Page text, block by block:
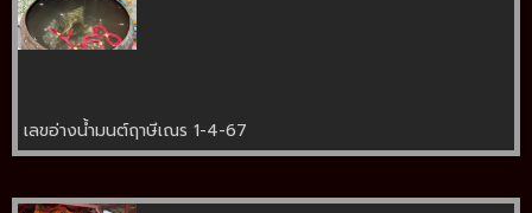
เลขอ่างน้ำมนต์ฤาษีเณร 1-4-67